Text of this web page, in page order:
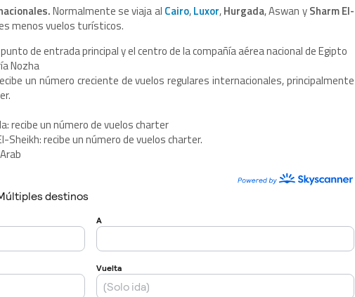
Normalmente se viaja al Cairo,Luxor,Hurgada, Aswan ySharm El-
menos vuelos turísticos.
de entrada principal y el centro de la compañía aérea nacional de Egipto
Nozha
un número creciente de vuelos regulares internacionales, principalmente
recibe un número de vuelos charter
recibe un número de vuelos charter.